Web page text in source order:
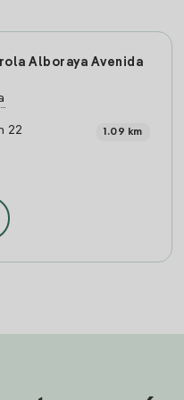
Alboraya Avenida
22
1.09 km